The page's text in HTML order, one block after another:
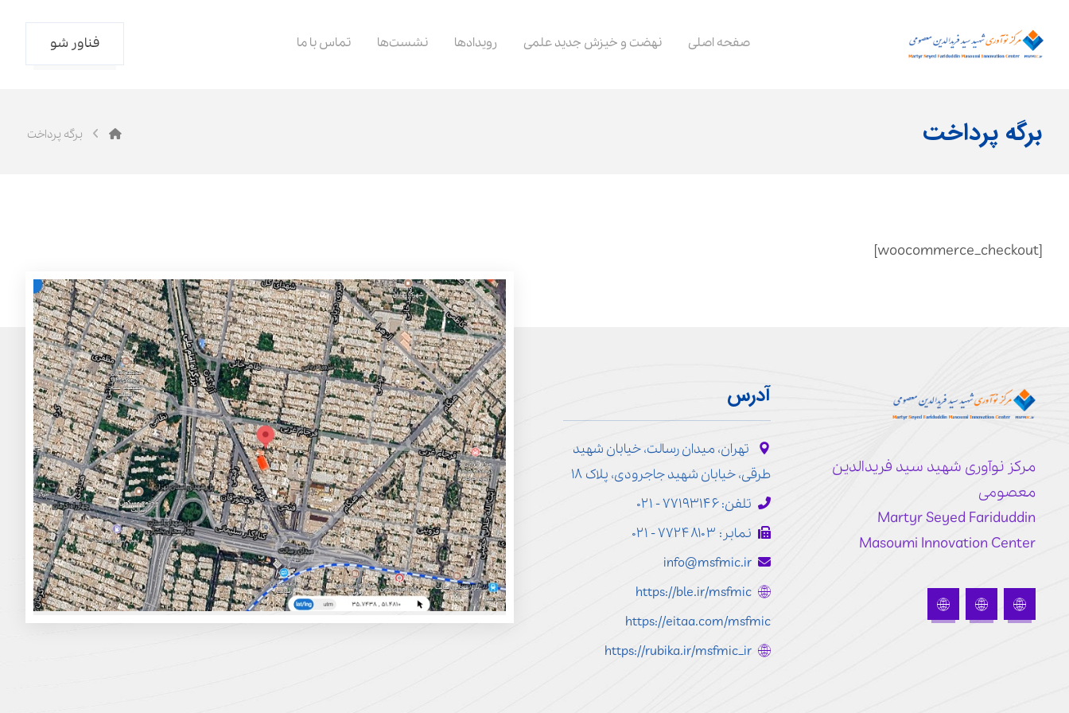
صفحه اصلی نهضت و خیزش جدید علمی رویدادها نشست‌ها تماس با ما فناور شو
برگه پرداخت برگه پرداخت
[woocommerce_checkout]
مرکز نوآوری شهید سید فریدالدین
معصومی
Martyr Seyed Fariduddin
Masoumi Innovation Center
آدرس
تهران، میدان رسالت، خیابان شهید
طرقی، خیابان شهید جاجرودی، پلاک ۱۸
تلفن: ۷۷۱۹۳۱۴۶ - ۰۲۱
نمابر: ۷۷۲۴۸۱۰۳ - ۰۲۱
info@msfmic.ir
https://ble.ir/msfmic
https://eitaa.com/msfmic
https://rubika.ir/msfmic_ir